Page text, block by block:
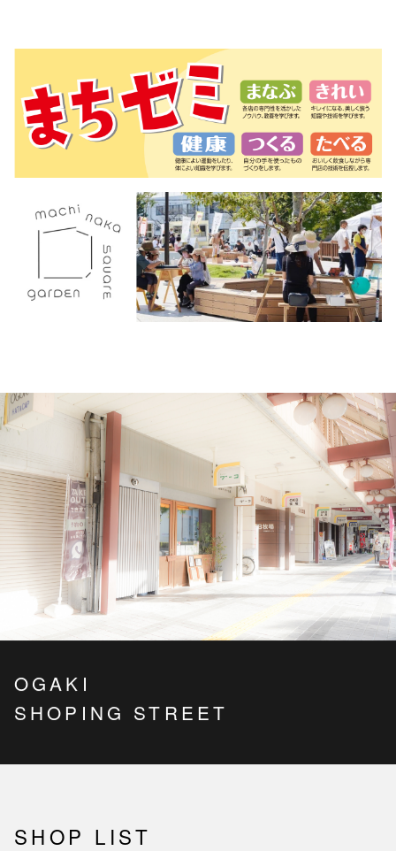
OGAKI
SHOPING STREET
SHOP LIST